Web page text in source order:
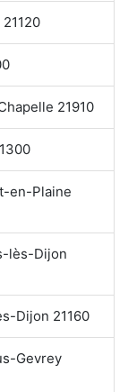
21910
en-Plaine
lès-Dijon
Dijon 21160
Gevrey